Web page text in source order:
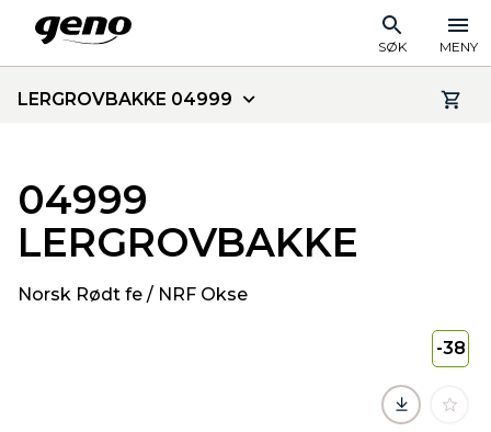
SØK MENY
LERGROVBAKKE 04999
04999
LERGROVBAKKE
Norsk Rødt fe / NRF Okse
-38